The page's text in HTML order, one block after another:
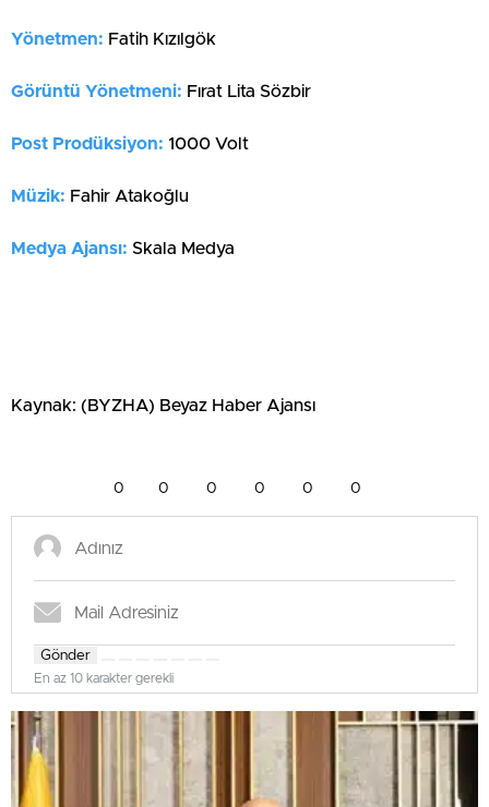
Yönetmen: Fatih Kızılgök
Görüntü Yönetmeni: Fırat Lita Sözbir
Post Prodüksiyon: 1000 Volt
Müzik: Fahir Atakoğlu
Medya Ajansı: Skala Medya
Kaynak: (BYZHA) Beyaz Haber Ajansı
0 0 0 0 0 0
Gönder
En az 10 karakter gerekli